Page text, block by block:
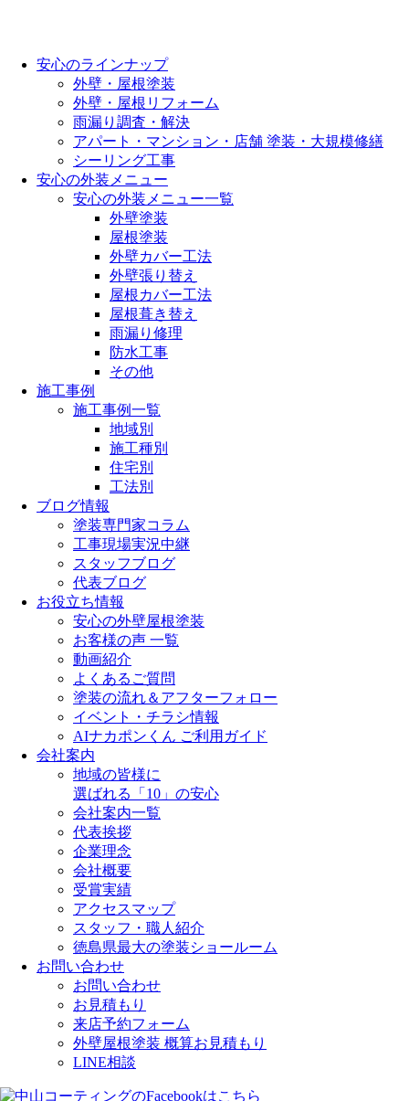
安心のラインナップ
外壁・屋根塗装
外壁・屋根リフォーム
雨漏り調査・解決
アパート・マンション・店舗 塗装・大規模修繕
シーリング工事
安心の外装メニュー
安心の外装メニュー一覧
外壁塗装
屋根塗装
外壁カバー工法
外壁張り替え
屋根カバー工法
屋根葺き替え
雨漏り修理
防水工事
その他
施工事例
施工事例一覧
地域別
施工種別
住宅別
工法別
ブログ情報
塗装専門家コラム
工事現場実況中継
スタッフブログ
代表ブログ
お役立ち情報
安心の外壁屋根塗装
お客様の声 一覧
動画紹介
よくあるご質問
塗装の流れ＆アフターフォロー
イベント・チラシ情報
AIナカポンくん ご利用ガイド
会社案内
地域の皆様に
選ばれる「10」の安心
会社案内一覧
代表挨拶
企業理念
会社概要
受賞実績
アクセスマップ
スタッフ・職人紹介
徳島県最大の塗装ショールーム
お問い合わせ
お問い合わせ
お見積もり
来店予約フォーム
外壁屋根塗装 概算お見積もり
LINE相談